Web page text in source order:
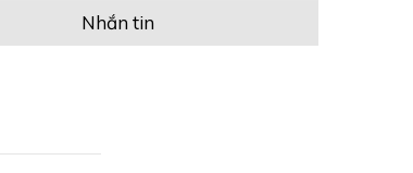
Nhắn tin